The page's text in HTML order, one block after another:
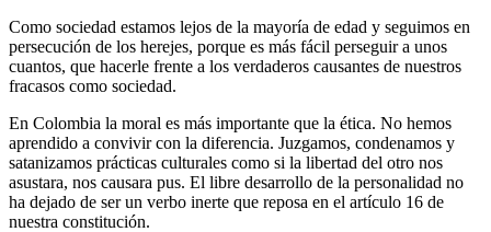
Como sociedad estamos lejos de la mayoría de edad y seguimos en
persecución de los herejes, porque es más fácil perseguir a unos
cuantos, que hacerle frente a los verdaderos causantes de nuestros
fracasos como sociedad.
En Colombia la moral es más importante que la ética. No hemos
aprendido a convivir con la diferencia. Juzgamos, condenamos y
satanizamos prácticas culturales como si la libertad del otro nos
asustara, nos causara pus. El libre desarrollo de la personalidad no
ha dejado de ser un verbo inerte que reposa en el artículo 16 de
nuestra constitución.